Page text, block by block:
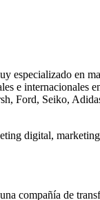
especializado en
e internacionales
Ford, Seiko,
digital,
compañía de